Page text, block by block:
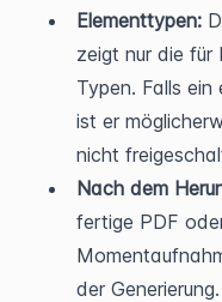
Elementtypen:
zeigt nur die für
Typen. Falls
ist er
nicht
Nach dem
fertige PDF
der